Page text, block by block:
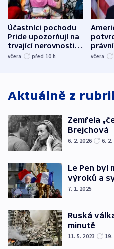
Účastníci pochodu
Pride upozorňují na
trvající nerovnosti i
společenskou
včera před 10 h včera
Aktuálně z
Zemřela
Brejchová
6. 2. 2026 6. 2.
Le Pen byl
výroků a
7. 1. 2025
Ruská
minutě
11. 5. 2023